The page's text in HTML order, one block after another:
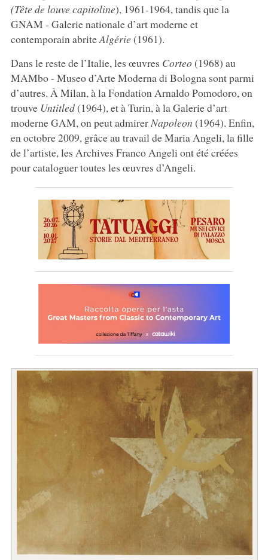
(Tête de louve capitoline), 1961-1964, tandis que la
GNAM - Galerie nationale d’art moderne et
contemporain abriteAlgérie(1961).
Dans le reste de l’Italie, les œuvres Corteo(1968) au
MAMbo - Museo d’Arte Moderna di Bologna sont parmi
d’autres. À Milan, à la Fondation Arnaldo Pomodoro, on
trouve Untitled(1964), et à Turin, à la Galerie d’art
moderne GAM, on peut admirerNapoleon (1964). Enfin,
en octobre 2009, grâce au travail de Maria Angeli, la fille
de l’artiste, les Archives Franco Angeli ont été créées
pour cataloguer toutes les œuvres d’Angeli.